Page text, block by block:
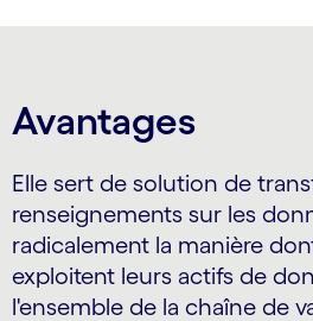
Avantages
Elle sert de solution de
renseignements sur les
radicalement la manière
exploitent leurs actifs de
l'ensemble de la chaîne de